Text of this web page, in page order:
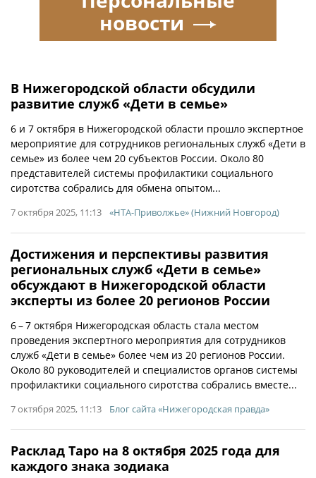
В Нижегородской области обсудили
развитие служб «Дети в семье»
6 и 7 октября в Нижегородской области прошло экспертное
мероприятие для сотрудников региональных служб «Дети в
семье» из более чем 20 субъектов России. Около 80
представителей системы профилактики социального
сиротства собрались для обмена опытом...
7 октября 2025, 11:13 «НТА-Приволжье» (Нижний Новгород)
Достижения и перспективы развития
региональных служб «Дети в семье»
обсуждают в Нижегородской области
эксперты из более 20 регионов России
6 – 7 октября Нижегородская область стала местом
проведения экспертного мероприятия для сотрудников
служб «Дети в семье» более чем из 20 регионов России.
Около 80 руководителей и специалистов органов системы
профилактики социального сиротства собрались вместе...
7 октября 2025, 11:13 Блог сайта «Нижегородская правда»
Расклад Таро на 8 октября 2025 года для
каждого знака зодиака
новости